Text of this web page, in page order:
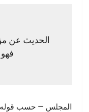
الحديث عن
المجلس — حسب قوله